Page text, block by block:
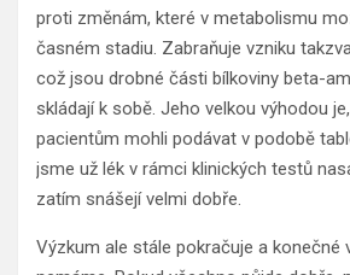
proti změnám, které v metabolismu
časném stadiu. Zabraňuje vzniku
což jsou drobné části bílkoviny beta-
skládají k sobě. Jeho velkou výhodou
pacientům mohli podávat v podobě
jsme už lék v rámci klinických testů
zatím snášejí velmi dobře.
Výzkum ale stále pokračuje a konečné